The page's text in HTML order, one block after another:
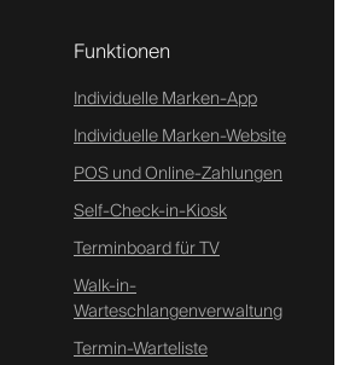
Funktionen
Individuelle Marken-App
Individuelle Marken-Website
POS und Online-Zahlungen
Self-Check-in-Kiosk
Terminboard für TV
Walk-in-
Warteschlangenverwaltung
Termin-Warteliste